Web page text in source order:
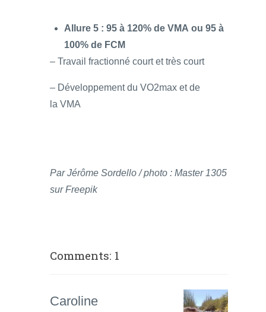
Allure 5 : 95 à 120% de VMA ou 95 à
100% de FCM
– Travail fractionné court et très court
– Développement du VO2max et de
la VMA
Par Jérôme Sordello / photo : Master 1305
sur Freepik
Comments: 1
Caroline